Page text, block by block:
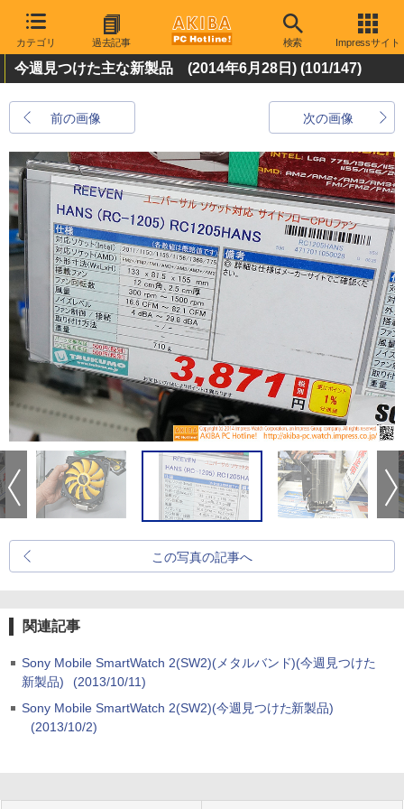
カテゴリ 過去記事 検索 Impressサイト
今週見つけた主な新製品 (2014年6月28日) (101/147)
前の画像 次の画像
この写真の記事へ
関連記事
Sony Mobile SmartWatch 2(SW2)(メタルバンド)(今週見つけた
新製品)
(2013/10/11)
Sony Mobile SmartWatch 2(SW2)(今週見つけた新製品)
(2013/10/2)